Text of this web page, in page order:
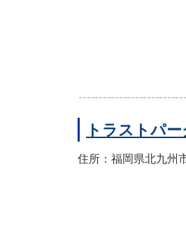
トラストパ
住所：福岡県北九州